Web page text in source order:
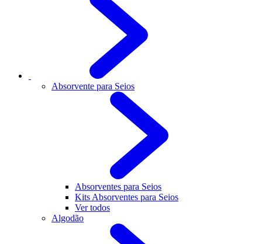
Absorvente para Seios
Absorventes para Seios
Kits Absorventes para Seios
Ver todos
Algodão